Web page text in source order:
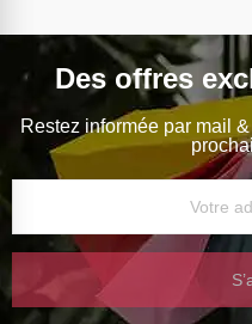
Des offres
Restez informée par mail